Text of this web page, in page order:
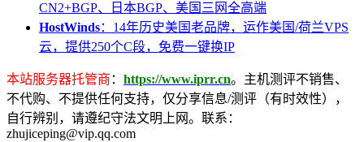
CN2+BGP、日本BGP、美国三网全高端
HostWinds：14年历史美国老品牌，运作美国/荷兰VPS
云，提供250个C段，免费一键换IP
本站服务器托管商 ： https://www.iprr.cn。主机测评不销售、
不代购、不提供任何支持，仅分享信息/测评（有时效性），
自行辨别，请遵纪守法文明上网。联系：
zhujiceping@vip.qq.com